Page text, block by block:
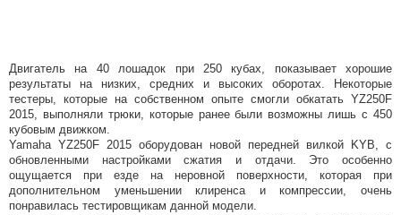
Двигатель на 40 лошадок при 250 кубах, показывает хорошие
результаты на низких, средних и высоких оборотах. Некоторые
тестеры, которые на собственном опыте смогли обкатать YZ250F
2015, выполняли трюки, которые ранее были возможны лишь с 450
кубовым движком.
Yamaha YZ250F 2015 оборудован новой передней вилкой KYB, с
обновленными настройками сжатия и отдачи. Это особенно
ощущается при езде на неровной поверхности, которая при
дополнительном уменьшении клиренса и компрессии, очень
понравилась тестировщикам данной модели.